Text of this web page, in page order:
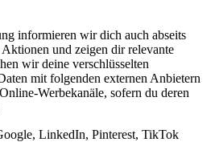
informieren wir dich auch abseits
Aktionen und zeigen dir relevante
wir deine verschlüsselten
mit folgenden externen Anbietern
Werbekanäle, sofern du deren
LinkedIn, Pinterest, TikTok